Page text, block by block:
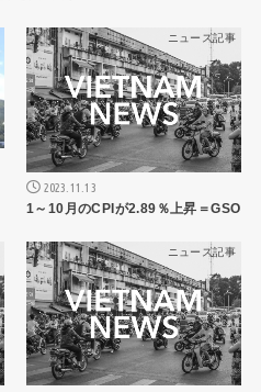
ニュース記事
2023.11.13
1～10月のCPIが2.89％上昇＝GSO
ニュース記事